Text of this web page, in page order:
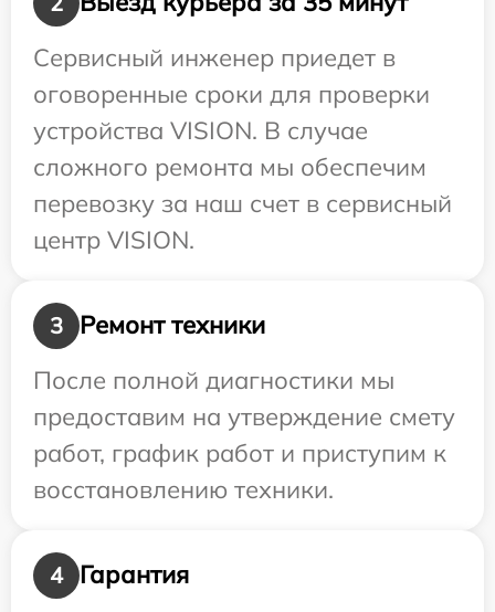
Сервисный инженер приедет в
оговоренные сроки для проверки
устройства VISION. В случае
сложного ремонта мы обеспечим
перевозку за наш счет в сервисный
центр VISION.
3
Ремонт техники
После полной диагностики мы
предоставим на утверждение смету
работ, график работ и приступим к
восстановлению техники.
4
Гарантия